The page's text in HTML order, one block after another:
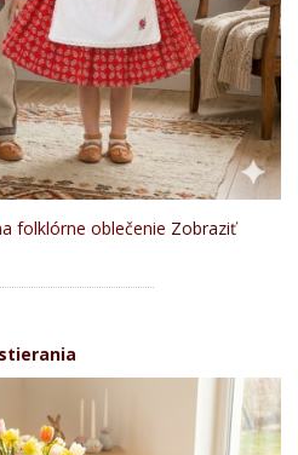
folklórne oblečenie Zobraziť